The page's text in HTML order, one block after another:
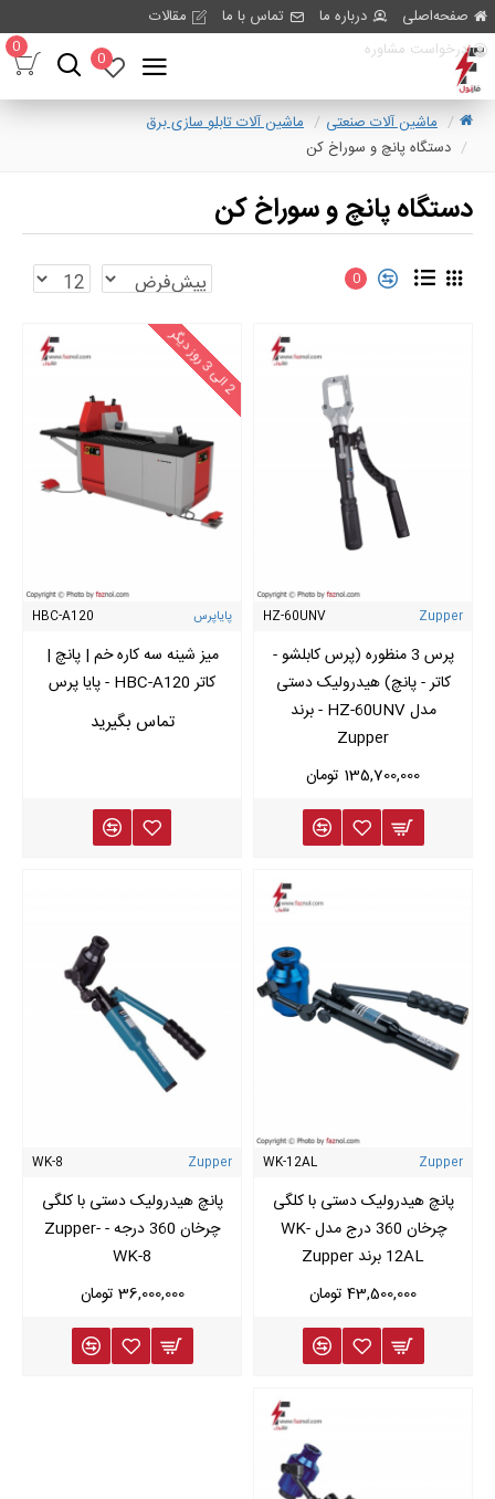
صفحه‌اصلی درباره ما تماس با ما
مقالات
درخواست مشاوره
0
0
ماشین آلات صنعتی
ماشین آلات تابلو سازی برق
دستگاه پانچ و سوراخ کن
دستگاه پانچ و سوراخ کن
0
Zupper
HZ-60UNV
پرس 3 منظوره (پرس کابلشو -
کاتر - پانچ) هیدرولیک دستی
مدل HZ-60UNV - برند
Zupper
135,700,000 تومان
2
ا
ل
ی
3
ر
و
ز
د
ی
گ
ر
پایاپرس HBC-A120
میز شینه سه کاره خم | پانچ |
کاتر HBC-A120 - پایا پرس
Zupper
WK-12AL
پانچ هیدرولیک دستی با کلگی
چرخان 360 درج مدل WK-
12AL برند Zupper
43,500,000 تومان
Zupper
WK-8
پانچ هیدرولیک دستی با کلگی
چرخان 360 درجه - Zupper-
WK-8
36,000,000 تومان